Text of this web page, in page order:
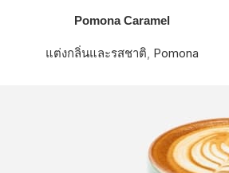
Pomona Caramel
แต่งกลิ่นและรสชาติ Pomona